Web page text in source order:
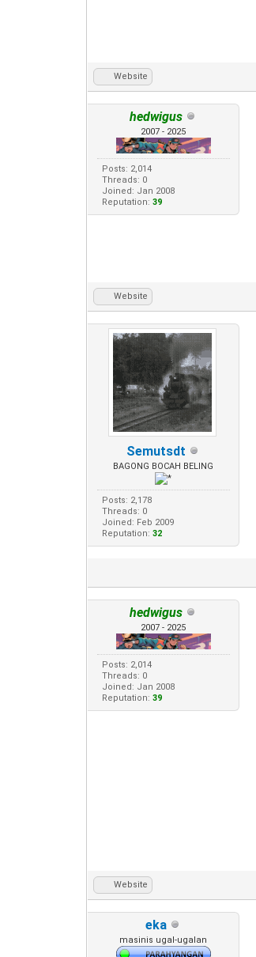
Website
hedwigus
2007 - 2025
Posts: 2,014
Threads: 0
Joined: Jan 2008
Reputation: 39
Website
Semutsdt
BAGONG BOCAH BELING
Posts: 2,178
Threads: 0
Joined: Feb 2009
Reputation: 32
hedwigus
2007 - 2025
Posts: 2,014
Threads: 0
Joined: Jan 2008
Reputation: 39
Website
eka
masinis ugal-ugalan